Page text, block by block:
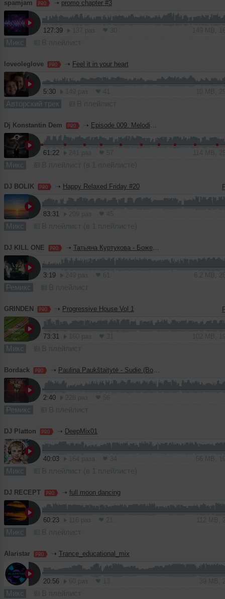
spamjam ➝ promo chapter #3
127:39
Микс
loveoleglove ➝ Feel it in your heart
5:30
Авторский трек
Dj Konstantin Dem ➝ Episode 009. Melodic Soul. Reconceptualization
61:22
Микс
DJ BOLIK ➝ Happy Relaxed Friday #20
83:31
Микс
DJ KILL ONE ➝ Татьяна Куртукова - Боже, какой пустяк (KILL ONE Blend)
3:19
Ремикс
GRINDEN ➝ Progressive House Vol 1
73:31
Микс
Bordack ➝ Paulina Paukštaitytė - Sudie (Bordack Radio Edit)
2:40
Ремикс
DJ Platton ➝ DeepMix01
40:03
Микс
DJ RECEPT ➝ full moon dancing
60:23
Микс
Alaristar ➝ Trance_educational_mix
20:56
Микс